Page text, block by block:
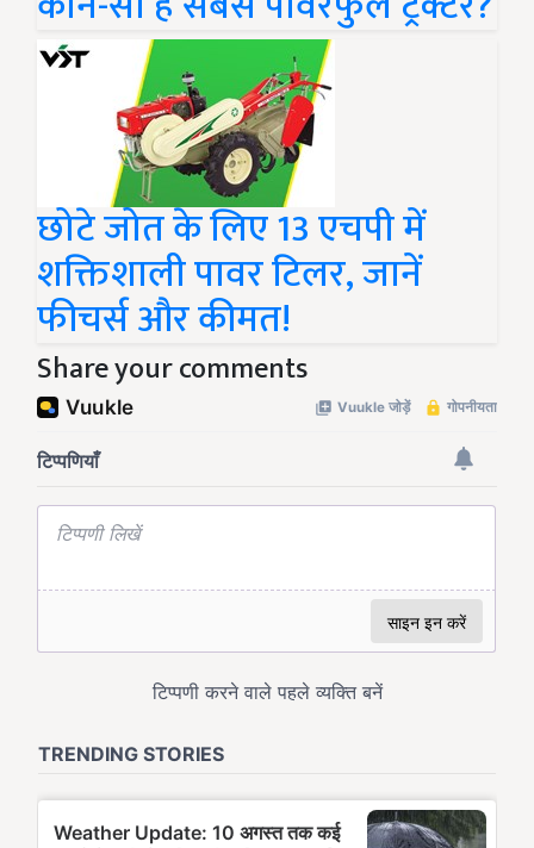
छोटे जोत के लिए 13 एचपी में
शक्तिशाली पावर टिलर, जानें
फीचर्स और कीमत!
Share your comments